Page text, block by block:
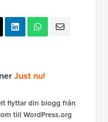
Just nu!
flyttar din blogg från
till WordPress.org